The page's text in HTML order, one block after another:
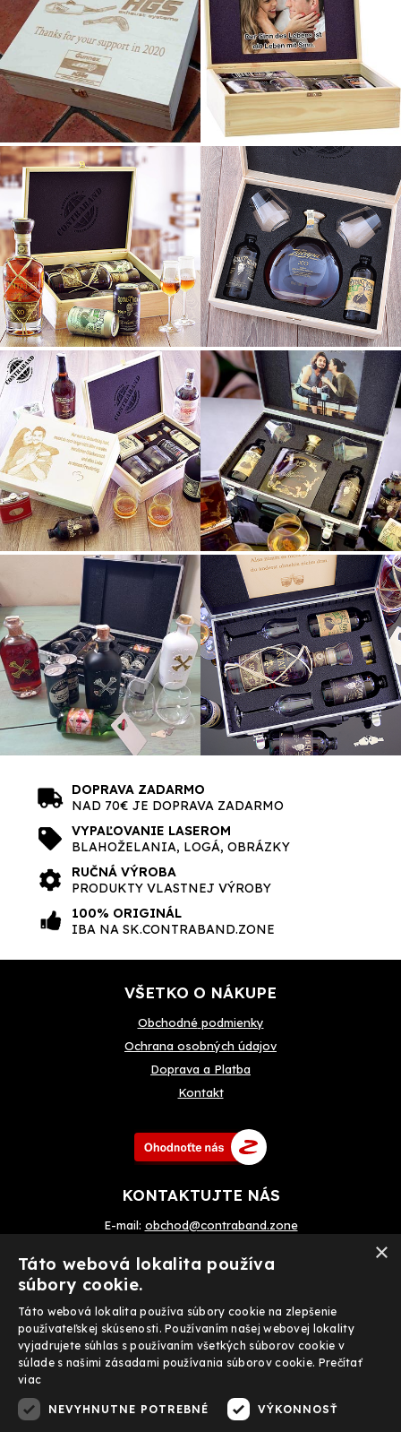
DOPRAVA ZADARMO
NAD 70€ JE DOPRAVA ZADARMO
VYPAĽOVANIE LASEROM
BLAHOŽELANIA, LOGÁ, OBRÁZKY
RUČNÁ VÝROBA
PRODUKTY VLASTNEJ VÝROBY
100% ORIGINÁL
IBA NA SK.CONTRABAND.ZONE
VŠETKO O NÁKUPE
Obchodné podmienky
Ochrana osobných údajov
Doprava a Platba
Kontakt
KONTAKTUJTE NÁS
E-mail: obchod@contraband.zone
Prijímame tiež on-line platby
×
Táto webová lokalita používa
súbory cookie.
Táto webová lokalita používa súbory cookie na zlepšenie
používateľskej skúsenosti. Používaním našej webovej lokality
vyjadrujete súhlas s používaním všetkých súborov cookie v
súlade s našimi zásadami používania súborov cookie. Prečítať
viac
NEVYHNUTNE POTREBNÉ VÝKONNOSŤ